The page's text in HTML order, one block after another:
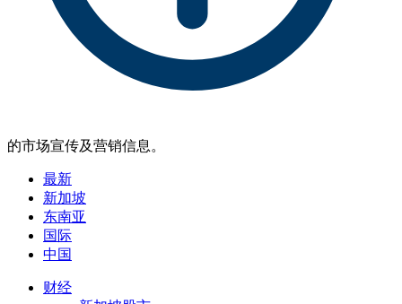
的市场宣传及营销信息。
最新
新加坡
东南亚
国际
中国
财经